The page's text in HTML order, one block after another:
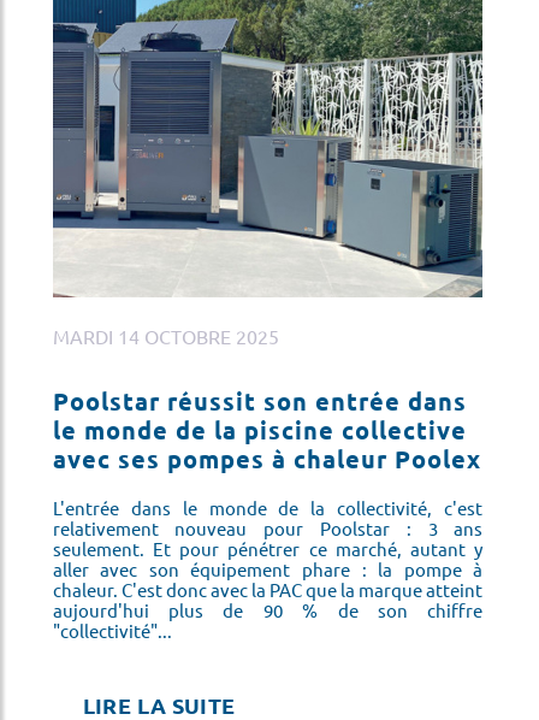
MARDI 14 OCTOBRE 2025
Poolstar réussit son entrée dans
le monde de la piscine collective
avec ses pompes à chaleur Poolex
L'entrée dans le monde de la collectivité, c'est
relativement nouveau pour Poolstar : 3 ans
seulement. Et pour pénétrer ce marché, autant y
aller avec son équipement phare : la pompe à
chaleur. C'est donc avec la PAC que la marque atteint
aujourd'hui plus de 90 % de son chiffre
"collectivité"...
LIRE LA SUITE